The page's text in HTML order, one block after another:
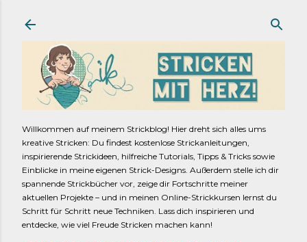
Willkommen auf meinem Strickblog! Hier dreht sich alles ums
kreative Stricken: Du findest kostenlose Strickanleitungen,
inspirierende Strickideen, hilfreiche Tutorials, Tipps & Tricks sowie
Einblicke in meine eigenen Strick-Designs. Außerdem stelle ich dir
spannende Strickbücher vor, zeige dir Fortschritte meiner
aktuellen Projekte – und in meinen Online-Strickkursen lernst du
Schritt für Schritt neue Techniken. Lass dich inspirieren und
entdecke, wie viel Freude Stricken machen kann!